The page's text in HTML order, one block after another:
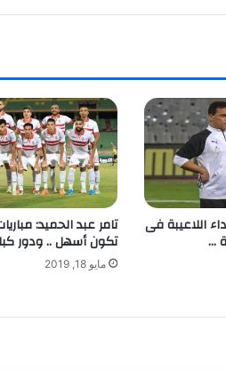
اللاعيبة فى
…
تامر عبد الحميد:
تكون أسهل .. ودور
مايو 18, 2019